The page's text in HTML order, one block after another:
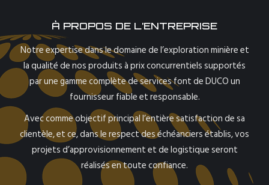
À PROPOS DE L’ENTREPRISE
Notre expertise dans le domaine de l’exploration minière et
la qualité de nos produits à prix concurrentiels supportés
par une gamme complète de services font de DUCO un
fournisseur fiable et responsable.
Avec comme objectif principal l’entière satisfaction de sa
clientèle, et ce, dans le respect des échéanciers établis, vos
projets d’approvisionnement et de logistique seront
réalisés en toute confiance.